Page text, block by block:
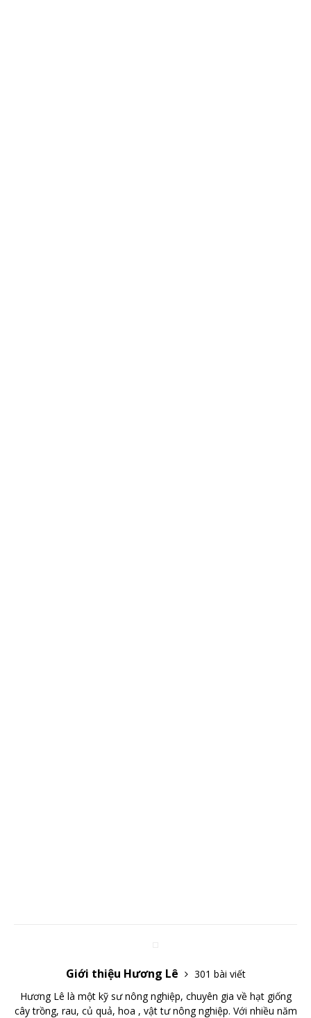
Giới thiệu Hương Lê
301 bài viết
Hương Lê là một kỹ sư nông nghiệp, chuyên gia về hạt giống
cây trồng, rau, củ quả, hoa , vật tư nông nghiệp. Với nhiều năm